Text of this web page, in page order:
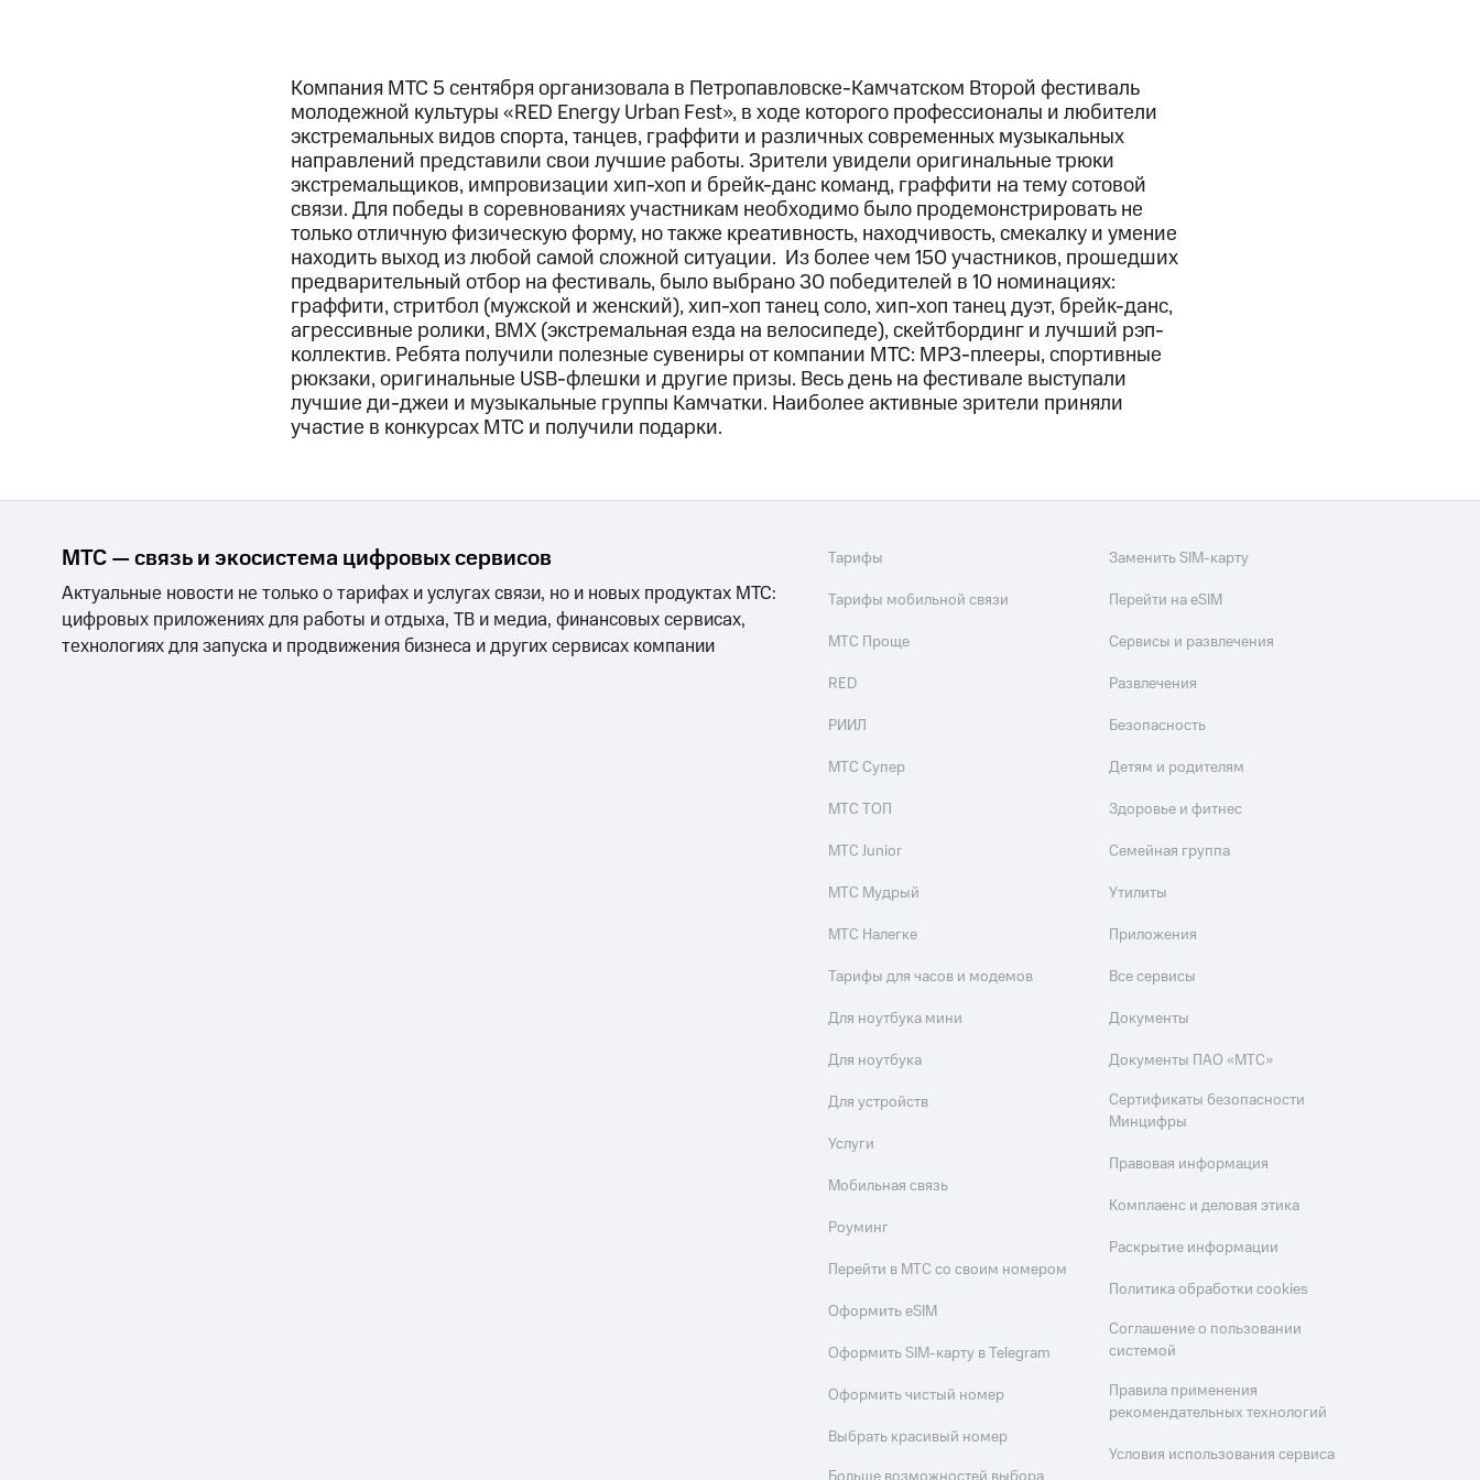
Компания МТС 5 сентября организовала в Петропавловске-Камчатском Второй фестиваль
молодежной культуры «RED Energy Urban Fest», в ходе которого профессионалы и любители
экстремальных видов спорта, танцев, граффити и различных современных музыкальных
направлений представили свои лучшие работы. Зрители увидели оригинальные трюки
экстремальщиков, импровизации хип-хоп и брейк-данс команд, граффити на тему сотовой
связи. Для победы в соревнованиях участникам необходимо было продемонстрировать не
только отличную физическую форму, но также креативность, находчивость, смекалку и умение
находить выход из любой самой сложной ситуации. Из более чем 150 участников, прошедших
предварительный отбор на фестиваль, было выбрано 30 победителей в 10 номинациях:
граффити, стритбол (мужской и женский), хип-хоп танец соло, хип-хоп танец дуэт, брейк-данс,
агрессивные ролики, BMX (экстремальная езда на велосипеде), скейтбординг и лучший рэп-
коллектив. Ребята получили полезные сувениры от компании МТС: MP3-плееры, спортивные
рюкзаки, оригинальные USB-флешки и другие призы. Весь день на фестивале выступали
лучшие ди-джеи и музыкальные группы Камчатки. Наиболее активные зрители приняли
участие в конкурсах МТС и получили подарки.
МТС — связь и экосистема цифровых сервисов
Актуальные новости не только о тарифах и услугах связи, но и новых продуктах МТС:
цифровых приложениях для работы и отдыха, ТВ и медиа, финансовых сервисах,
технологиях для запуска и продвижения бизнеса и других сервисах компании
Тарифы
Тарифы мобильной связи
МТС Проще
RED
РИИЛ
МТС Супер
МТС ТОП
МТС Junior
МТС Мудрый
МТС Налегке
Тарифы для часов и модемов
Для ноутбука мини
Для ноутбука
Для устройств
Услуги
Мобильная связь
Роуминг
Перейти в МТС со своим номером
Оформить eSIM
Оформить SIM-карту в Telegram
Оформить чистый номер
Выбрать красивый номер
Заменить SIM-карту
Перейти на eSIM
Сервисы и развлечения
Развлечения
Безопасность
Детям и родителям
Здоровье и фитнес
Семейная группа
Утилиты
Приложения
Все сервисы
Документы
Документы ПАО «МТС»
Сертификаты безопасности
Минцифры
Правовая информация
Комплаенс и деловая этика
Раскрытие информации
Политика обработки cookies
Соглашение о пользовании
системой
Правила применения
рекомендательных технологий
Условия использования сервиса